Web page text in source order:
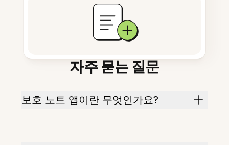
자주 묻는 질문
보호 노트 앱이란 무엇인가요?